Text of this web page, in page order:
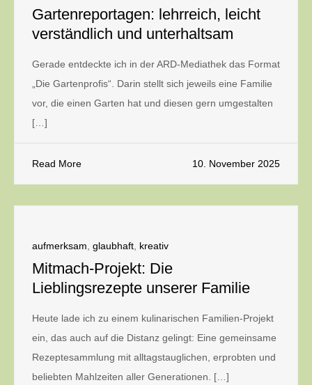
Gartenreportagen: lehrreich, leicht
verständlich und unterhaltsam
Gerade entdeckte ich in der ARD-Mediathek das Format
„Die Gartenprofis“. Darin stellt sich jeweils eine Familie
vor, die einen Garten hat und diesen gern umgestalten
[…]
Read More 10. November 2025
aufmerksam glaubhaft kreativ
Mitmach-Projekt: Die
Lieblingsrezepte unserer Familie
Heute lade ich zu einem kulinarischen Familien-Projekt
ein, das auch auf die Distanz gelingt: Eine gemeinsame
Rezeptesammlung mit alltagstauglichen, erprobten und
beliebten Mahlzeiten aller Generationen. […]